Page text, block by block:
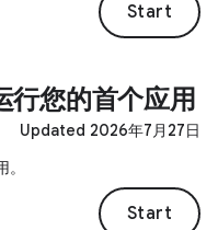
Start
您的首个应用
Updated 2026年7月27日
Start